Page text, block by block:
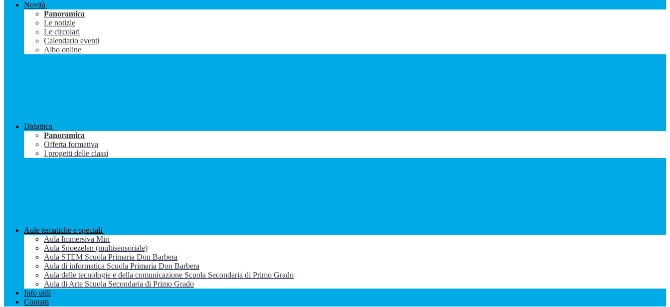
Novità
Panoramica
Le notizie
Le circolari
Calendario eventi
Albo online
Didattica
Panoramica
Offerta formativa
I progetti delle classi
Aule tematiche e speciali
Aula Immersiva Miri
Aula Snoezelen (multisensoriale)
Aula STEM Scuola Primaria Don Barbera
Aula di informatica Scuola Primaria Don Barbera
Aula delle tecnologie e della comunicazione Scuola Secondaria di Primo Grado
Aula di Arte Scuola Secondaria di Primo Grado
Info utili
Contatti